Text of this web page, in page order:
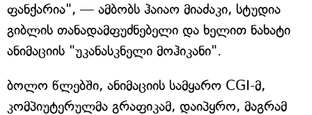
ფანქარია", — ამბობს ჰაიაო მიაძაკი, სტუდია
გიბლის თანადამფუძნებელი და ხელით ნახატი
ანიმაციის "უკანასკნელი მოჰიკანი".
ბოლო წლებში, ანიმაციის სამყარო CGI-მ,
კომპიუტერულმა გრაფიკამ, დაიპყრო, მაგრამ